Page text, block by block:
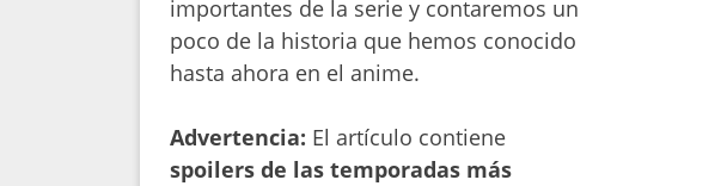
importantes de la serie y contaremos un
poco de la historia que hemos conocido
hasta ahora en el anime.
Advertencia: El artículo contiene
spoilers de las temporadas más